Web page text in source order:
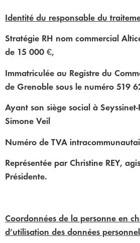
Identité du responsable du
Stratégie RH nom commercial
de 15 000 €,
Immatriculée au Registre du
de Grenoble sous le numéro 519
Ayant son siège social à
Simone Veil
Numéro de TVA
Représentée par Christine REY,
Présidente.
Coordonnées de la personne en
d’utilisation des données